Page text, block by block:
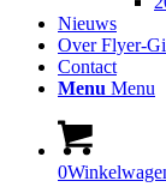
Nieuws
Over Flyer-
Contact
Menu Menu
0